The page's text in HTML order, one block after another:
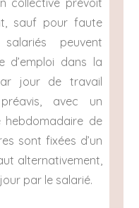
sauf pour faute
peuvent
d’emploi dans la
jour de travail
avec un
de
sont fixées d’un
alternativement,
par le salarié.